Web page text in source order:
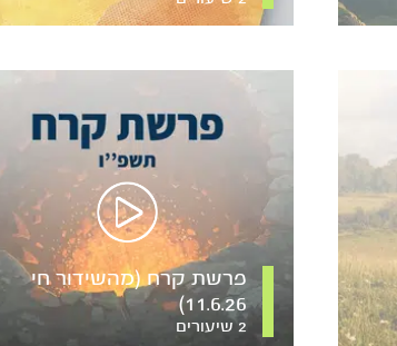
פרשת קרח (מהשידור חי
11.6.26)
2 שיעורים